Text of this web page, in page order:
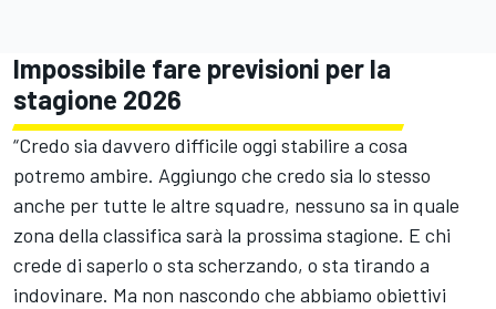
Impossibile fare previsioni per la
stagione 2026
“Credo sia davvero difficile oggi stabilire a cosa
potremo ambire. Aggiungo che credo sia lo stesso
anche per tutte le altre squadre, nessuno sa in quale
zona della classifica sarà la prossima stagione. E chi
crede di saperlo o sta scherzando, o sta tirando a
indovinare. Ma non nascondo che abbiamo obiettivi